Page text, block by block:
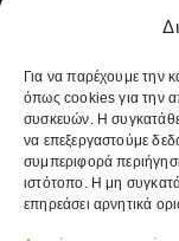
Για να παρέχουμε την
όπως cookies για την
συσκευών. Η
να επεξεργαστούμε
συμπεριφορά
ιστότοπο. Η μη
επηρεάσει αρνητικά
ΣΑΒΒΑΤΟ:
ΤΗΛΕΦΩΝΟ:
+30 210 642